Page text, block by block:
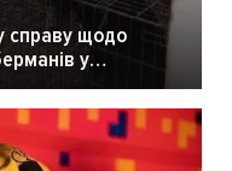
справу щодо
у